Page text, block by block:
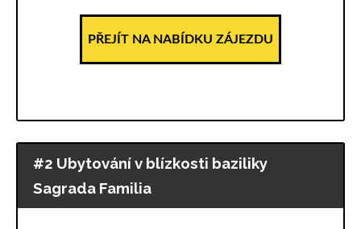
PŘEJÍT NA NABÍDKU ZÁJEZDU
#2 Ubytování v blízkosti baziliky
Sagrada Familia